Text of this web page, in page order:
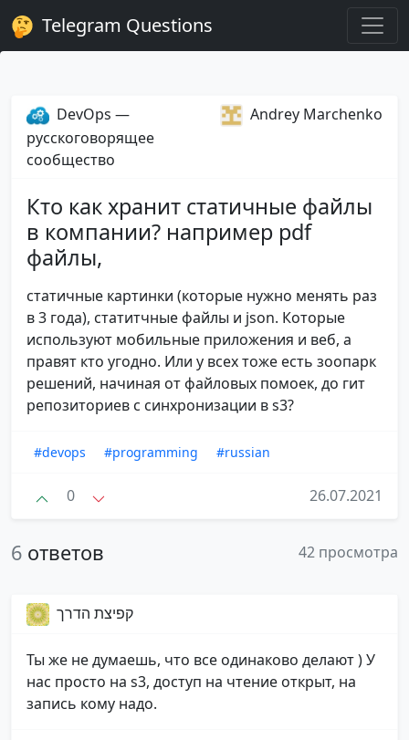
Telegram Questions
DevOps —
русскоговорящее
сообщество
Andrey Marchenko
Кто как хранит статичные файлы
в компании? например pdf
файлы,
статичные картинки (которые нужно менять раз
в 3 года), статитчные файлы и json. Которые
используют мобильные приложения и веб, а
правят кто угодно. Или у всех тоже есть зоопарк
решений, начиная от файловых помоек, до гит
репозиториев с синхронизации в s3?
#devops #programming #russian
0 26.07.2021
6 ответов 42 просмотра
קפיצת הדרך
Ты же не думаешь, что все одинаково делают ) У
нас просто на s3, доступ на чтение открыт, на
запись кому надо.